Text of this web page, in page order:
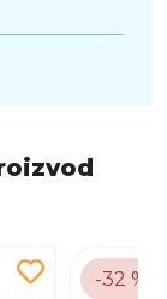
zagušuje,
za
-32 %